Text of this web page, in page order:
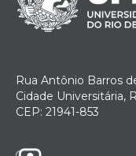
Rua Antônio Barros
Cidade Universitária,
CEP: 21941-853